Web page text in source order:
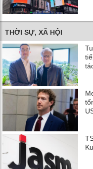
THỜI SỰ, XÃ HỘI